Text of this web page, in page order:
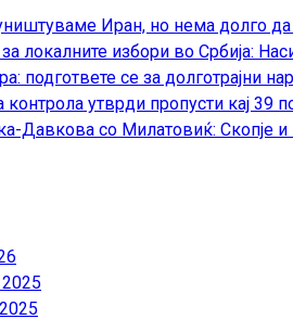
Иран, но нема долго
локалните избори во Србија:
подгответе се за долготрајни
утврди пропусти кај 39
Давкова со Милатовиќ: Скопје